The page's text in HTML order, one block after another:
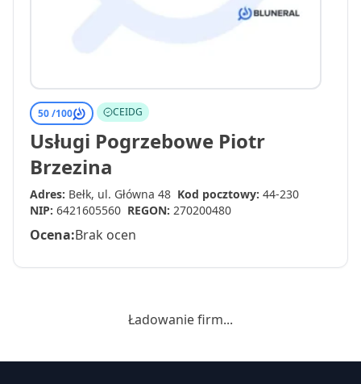
50 /100 CEIDG
Usługi Pogrzebowe Piotr
Brzezina
Adres: Bełk, ul. Główna 48 Kod pocztowy: 44-230
NIP: 6421605560 REGON: 270200480
Ocena:Brak ocen
Ładowanie firm...